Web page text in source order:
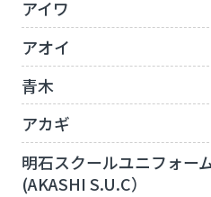
アイワ
アオイ
青木
アカギ
明石スクールユニフォー
(AKASHI S.U.C）